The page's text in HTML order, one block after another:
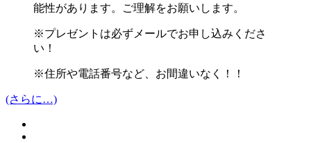
能性があります。ご理解をお願いします。
※プレゼントは必ずメールでお申し込みくださ
い！
※住所や電話番号など、お間違いなく！！
(さらに…)